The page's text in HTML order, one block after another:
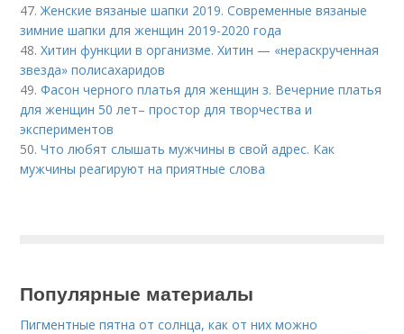
47.Женские вязаные шапки 2019. Современные вязаные
зимние шапки для женщин 2019-2020 года
48.Хитин функции в организме. Хитин — «нераскрученная
звезда» полисахаридов
49.Фасон черного платья для женщин з. Вечерние платья
для женщин 50 лет– простор для творчества и
экспериментов
50.Что любят слышать мужчины в свой адрес. Как
мужчины реагируют на приятные слова
Популярные материалы
Пигментные пятна от солнца, как от них можно